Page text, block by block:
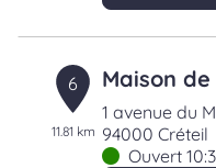
6
11.81 km
Maison
1 avenue du
94000 Créteil
Ouvert